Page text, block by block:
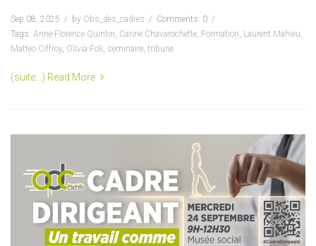
Sep 08, 2025 by Obs_des_cadres
Comments: 0
Tags: Anne-Florence Quintin, Carine Chavarochette, Formation, Laurent Mahieu,
Matteo Ciffroy, Olivia Foli, séminaire, tribune
(suite…) Read More